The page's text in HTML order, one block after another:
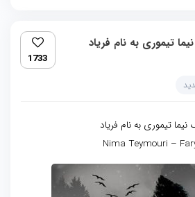
تیموری به نام فریاد
1733
تیموری به نام فریاد
Nima Teymouri –